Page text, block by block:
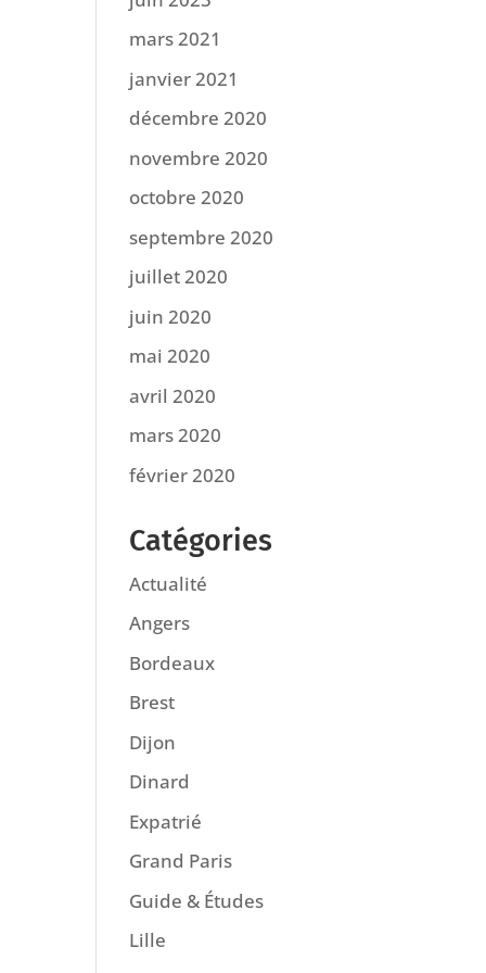
mars 2021
janvier 2021
décembre 2020
novembre 2020
octobre 2020
septembre 2020
juillet 2020
juin 2020
mai 2020
avril 2020
mars 2020
février 2020
Catégories
Actualité
Angers
Bordeaux
Brest
Dijon
Dinard
Expatrié
Grand Paris
Guide & Études
Lille